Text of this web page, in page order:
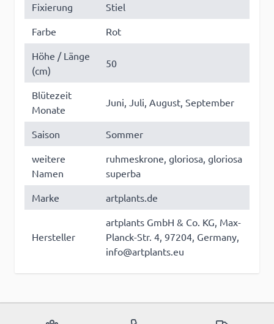
Fixierung
Stiel
Farbe
Rot
Höhe / Länge
(cm)
50
Blütezeit
Monate
Juni, Juli, August, September
Saison
Sommer
weitere
Namen
ruhmeskrone, gloriosa, gloriosa
superba
Marke
artplants.de
Hersteller
artplants GmbH & Co. KG, Max-
Planck-Str. 4, 97204, Germany,
info@artplants.eu